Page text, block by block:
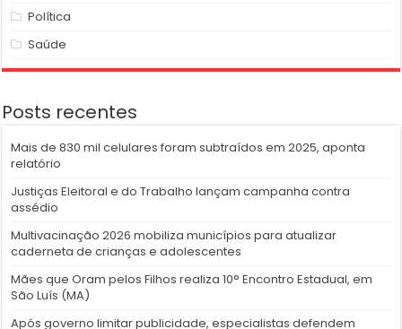
Política
Saúde
Posts recentes
Mais de 830 mil celulares foram subtraídos em 2025, aponta
relatório
Justiças Eleitoral e do Trabalho lançam campanha contra
assédio
Multivacinação 2026 mobiliza municípios para atualizar
caderneta de crianças e adolescentes
Mães que Oram pelos Filhos realiza 10° Encontro Estadual, em
São Luís (MA)
Após governo limitar publicidade, especialistas defendem